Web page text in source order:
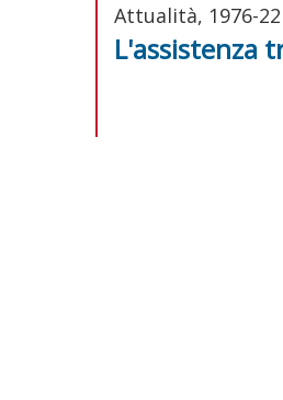
Attualità, 1976-22
L'assistenza